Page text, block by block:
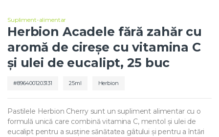
Supliment-alimentar
Herbion Acadele fără zahăr cu
aromă de cireșe cu vitamina C
și ulei de eucalipt, 25 buc
8964001203131 25ml Herbion
Pastilele Herbion Cherry sunt un supliment alimentar cu o
formulă unică care combină vitamina C, mentol și ulei de
eucalipt pentru a susține sănătatea gâtului și pentru a întări